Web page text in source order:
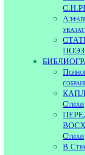
Стихи
Стихи
В